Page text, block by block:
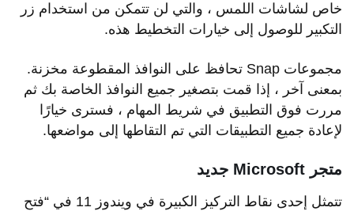
خاص لشاشات اللمس ، والتي لن تتمكن من استخدام زر
التكبير للوصول إلى خيارات التخطيط هذه.
مجموعات Snap تحافظ على النوافذ المقطوعة مخزنة.
بمعنى آخر ، إذا قمت بتصغير جميع النوافذ الخاصة بك ثم
مررت فوق التطبيق في شريط المهام ، فسترى خيارًا
لإعادة جميع التطبيقات التي تم التقاطها إلى مواضعها.
متجر Microsoft جديد
تتمثل إحدى نقاط التركيز الكبيرة في ويندوز 11 في “فتح